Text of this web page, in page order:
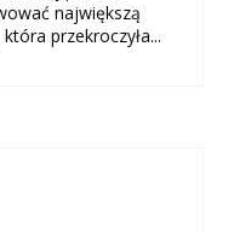
największą
przekroczyła...